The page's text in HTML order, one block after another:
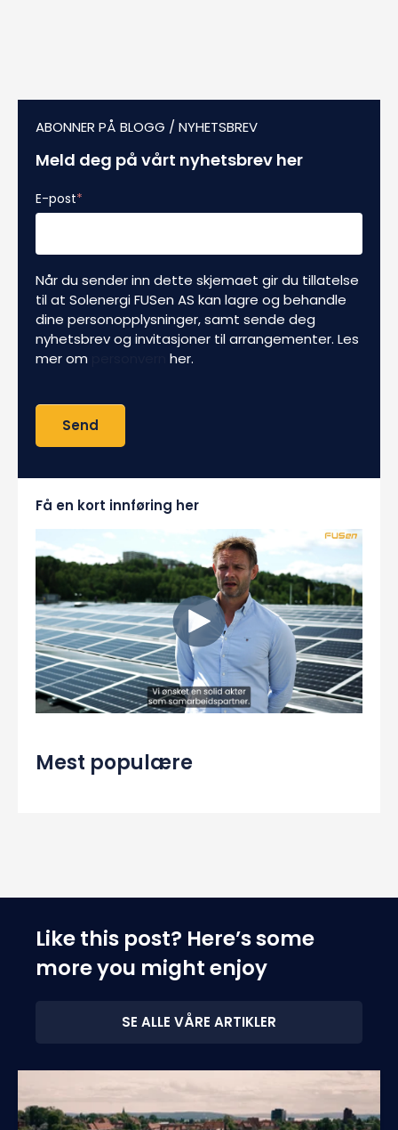
ABONNER PÅ BLOGG / NYHETSBREV
Meld deg på vårt nyhetsbrev her
E-post*
Når du sender inn dette skjemaet gir du tillatelse
til at Solenergi FUSen AS kan lagre og behandle
dine personopplysninger, samt sende deg
nyhetsbrev og invitasjoner til arrangementer. Les
mer om
her.
Få en kort innføring her
Mest populære
Like this post? Here’s some
more you might enjoy
SE ALLE VÅRE ARTIKLER